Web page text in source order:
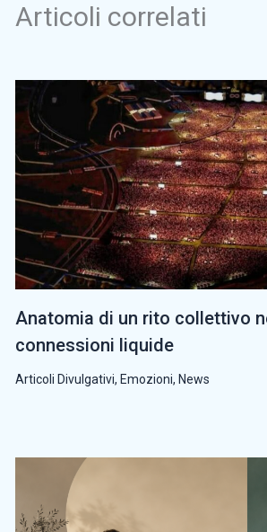
Articoli correlati
Anatomia di un rito collettivo
connessioni liquide
Articoli Divulgativi, Emozioni, News